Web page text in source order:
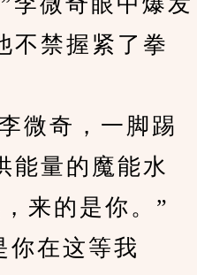
不禁握紧了拳
能量的魔能水
来的是你。”